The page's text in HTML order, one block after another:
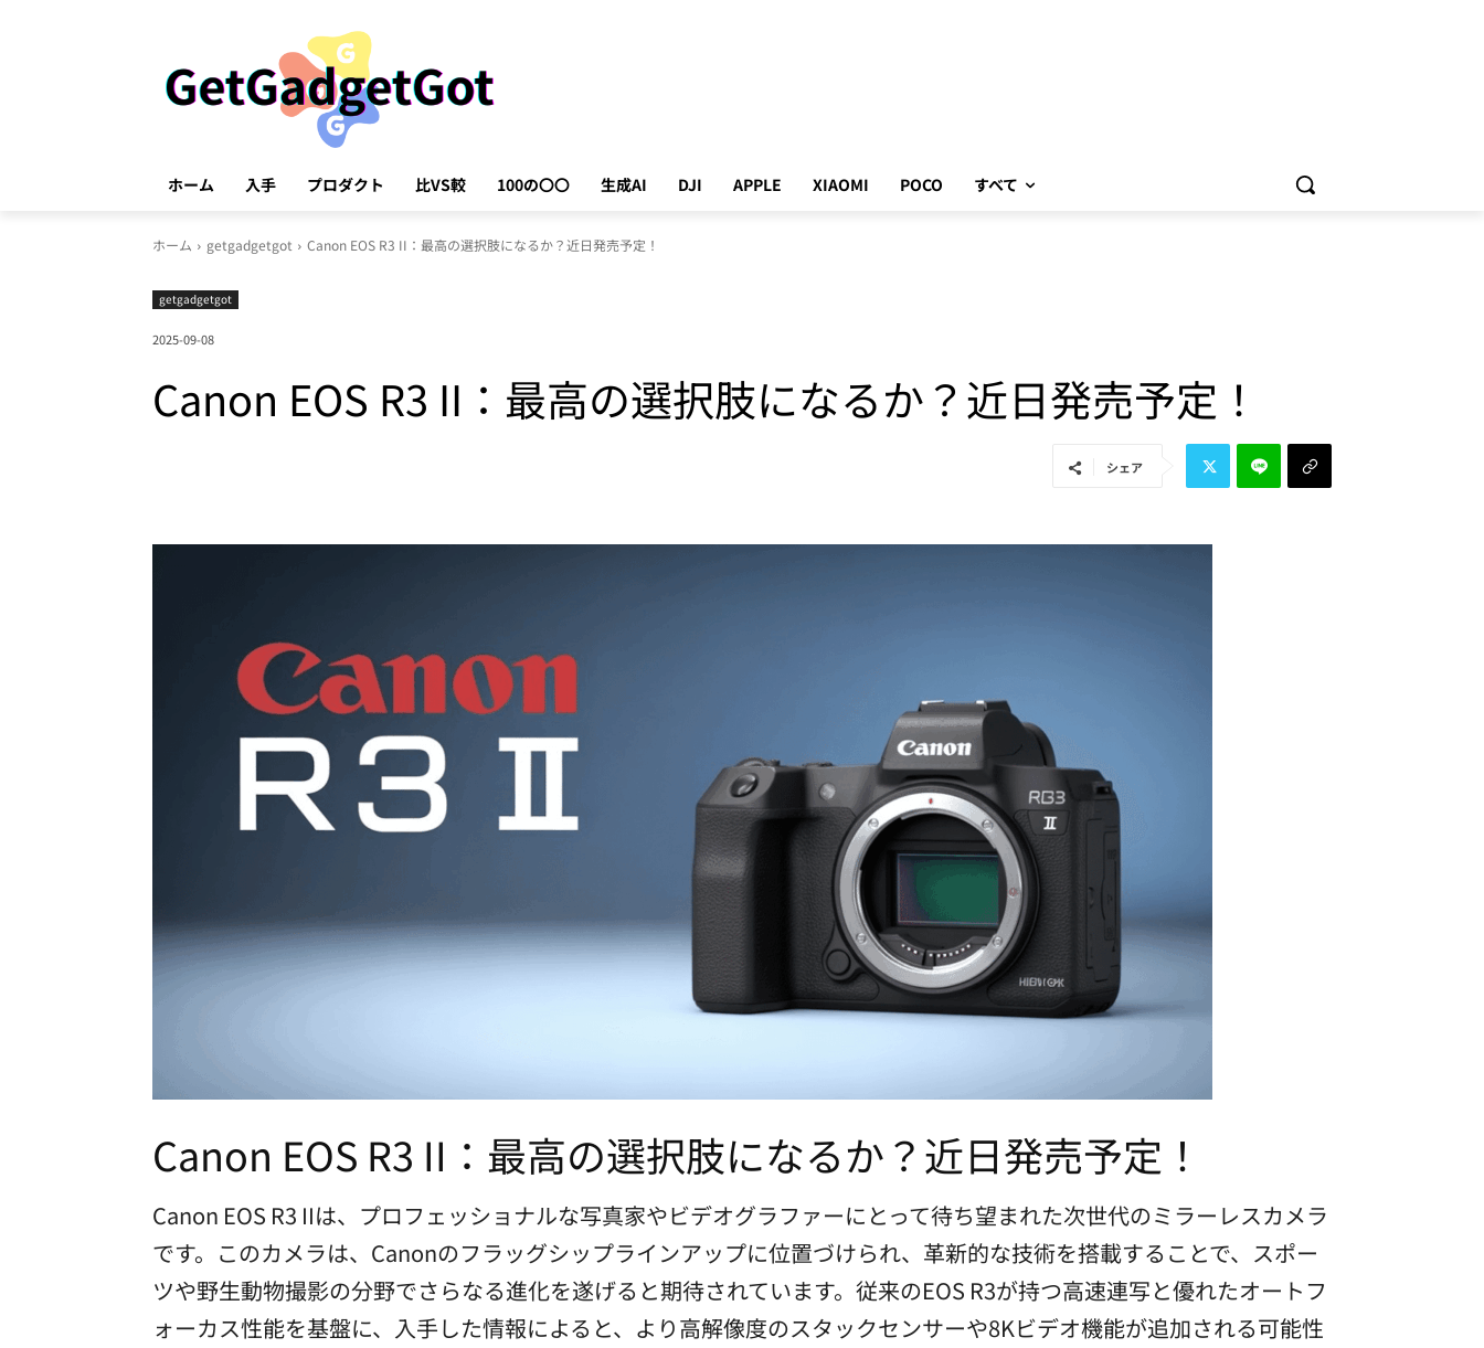
ホーム 入手 プロダクト 比VS較 100の〇〇 生成AI DJI APPLE XIAOMI POCO すべて
ホーム getgadgetgot Canon EOS R3 II：最高の選択肢になるか？近日発売予定！
getgadgetgot
2025-09-08
Canon EOS R3 II：最高の選択肢になるか？近日発売予定！
シェア
Canon EOS R3 II：最高の選択肢になるか？近日発売予定！
Canon EOS R3 IIは、プロフェッショナルな写真家やビデオグラファーにとって待ち望まれた次世代のミラーレスカメラ
です。このカメラは、Canonのフラッグシップラインアップに位置づけられ、革新的な技術を搭載することで、スポー
ツや野生動物撮影の分野でさらなる進化を遂げると期待されています。従来のEOS R3が持つ高速連写と優れたオートフ
ォーカス性能を基盤に、入手した情報によると、より高解像度のスタックセンサーや8Kビデオ機能が追加される可能性